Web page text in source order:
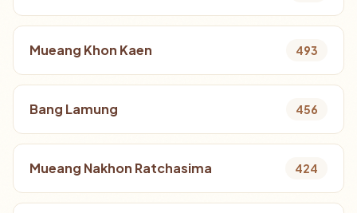
Mueang Khon Kaen 493
Bang Lamung 456
Mueang Nakhon Ratchasima 424